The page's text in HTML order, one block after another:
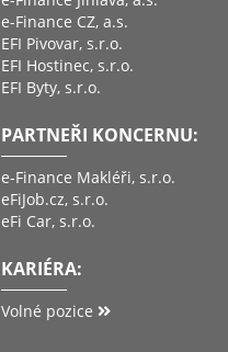
e-Finance CZ, a.s.
EFI Pivovar, s.r.o.
EFI Hostinec, s.r.o.
EFI Byty, s.r.o.
PARTNEŘI KONCERNU:
e-Finance Makléři, s.r.o.
eFiJob.cz, s.r.o.
eFi Car, s.r.o.
KARIÉRA:
Volné pozice